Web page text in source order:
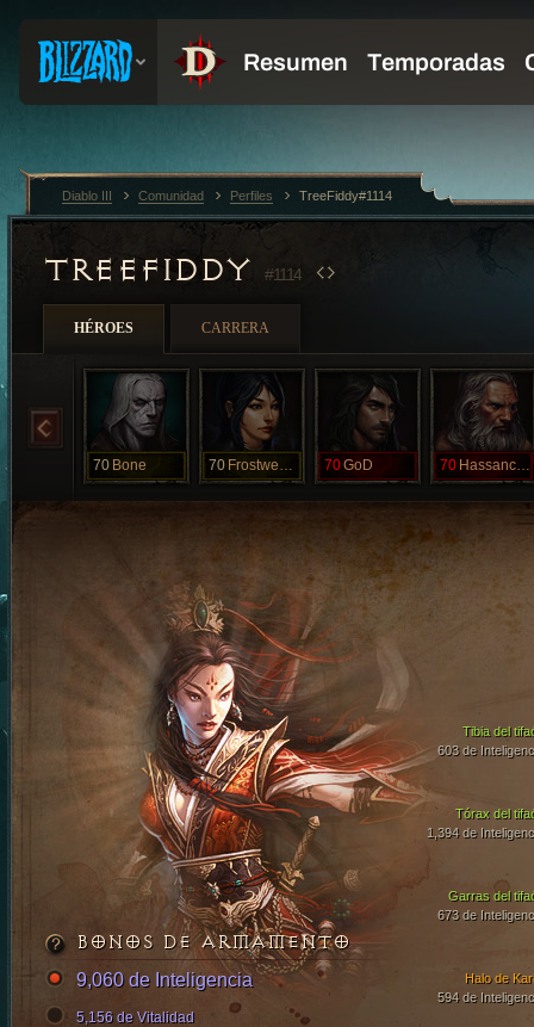
TREEFIDDY #1114
HÉROES CARRERA
70 Bone 70 Frostweaver 70GoD 70 Hassanchop
Tórax del
1,394 de
Garras del
673 de
Tibia del
603 de
Halo de
594 de
BONOS DE ARMAMENTO
9,060 de Inteligencia
5,156 de Vitalidad
Diablo III Comunidad Perfiles TreeFiddy#1114